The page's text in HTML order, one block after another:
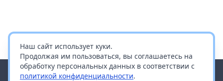
Наш сайт использует куки.
Продолжая им пользоваться, вы соглашаетесь на
обработку персональных данных в соответствии с
политикой конфиденциальности.